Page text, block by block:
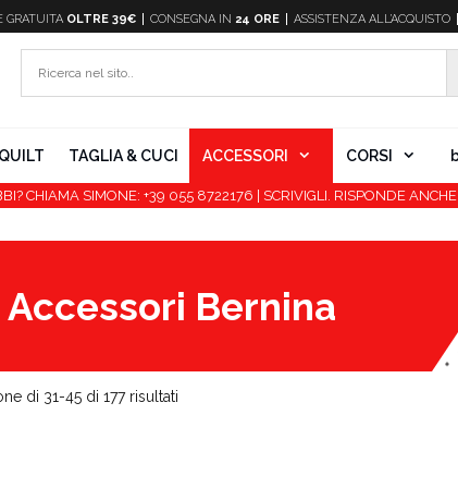
GRATUITA OLTRE 39€ CONSEGNA IN 24 ORE ASSISTENZA ALL’ACQUISTO
TAGLIA & CUCI ACCESSORI CORSI
CHIAMA SIMONE: +39 055 8722176 | SCRIVIGLI. RISPONDE ANCHE
Accessori Bernina
di 31-45 di 177 risultati